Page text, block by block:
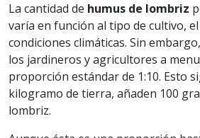
La cantidad de humus de lombriz
varía en función al tipo de cultivo,
condiciones climáticas. Sin
los jardineros y agricultores a
proporción estándar de 1:10. Esto
kilogramo de tierra, añaden 100
lombriz.